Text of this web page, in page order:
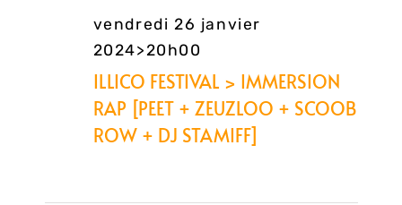
vendredi 26 janvier
2024>20h00
ILLICO FESTIVAL > IMMERSION
RAP [PEET + ZEUZLOO + SCOOB
ROW + DJ STAMIFF]